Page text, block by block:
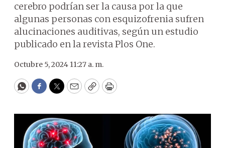
cerebro podrían ser la causa por la que
algunas personas con esquizofrenia sufren
alucinaciones auditivas, según un estudio
publicado en la revista Plos One.
Octubre 5, 2024 11:27 a. m.
WhatsApp
Facebook
Twitter
EmailCopyPrint